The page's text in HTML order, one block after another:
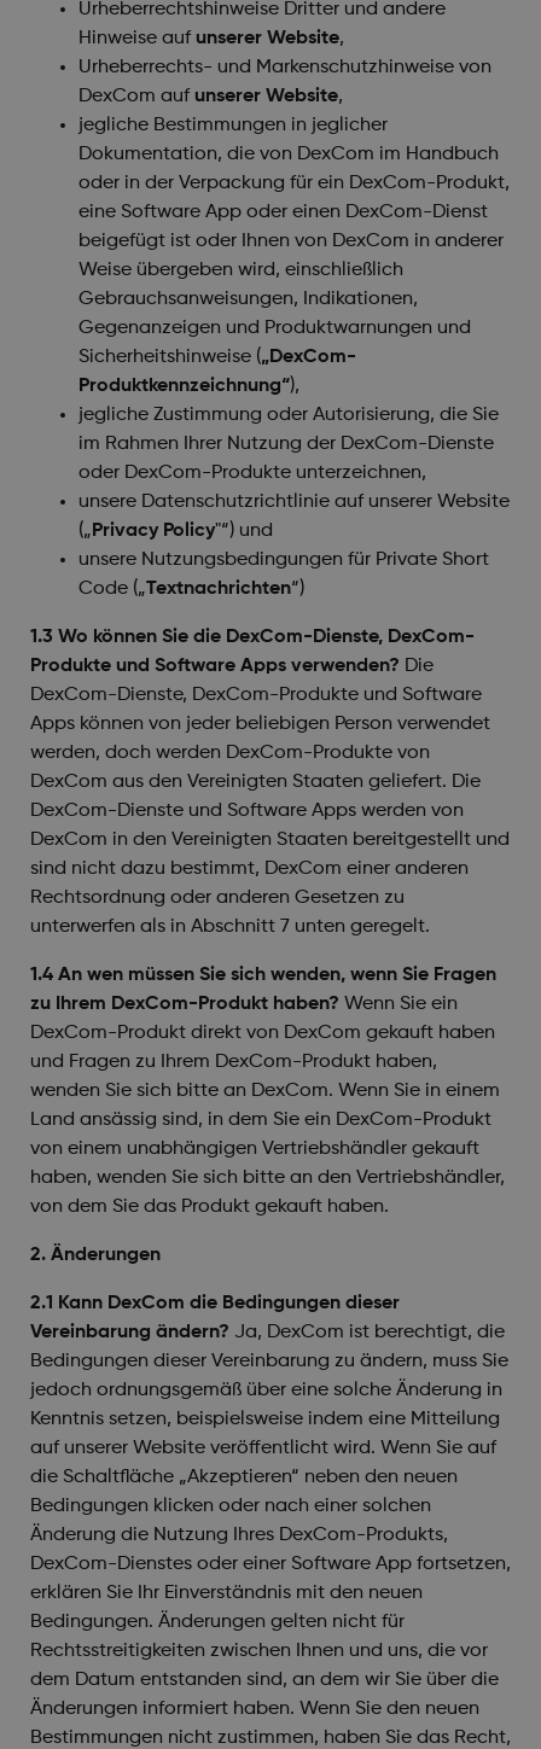
Urheberrechtshinweise Dritter und andere
Hinweise auf unserer Website,
Urheberrechts- und Markenschutzhinweise von
DexCom auf unserer Website,
jegliche Bestimmungen in jeglicher
Dokumentation, die von DexCom im Handbuch
oder in der Verpackung für ein DexCom-Produkt,
eine Software App oder einen DexCom-Dienst
beigefügt ist oder Ihnen von DexCom in anderer
Weise übergeben wird, einschließlich
Gebrauchsanweisungen, Indikationen,
Gegenanzeigen und Produktwarnungen und
Sicherheitshinweise („DexCom-
Produktkennzeichnung“),
jegliche Zustimmung oder Autorisierung, die Sie
im Rahmen Ihrer Nutzung der DexCom-Dienste
oder DexCom-Produkte unterzeichnen,
unsere Datenschutzrichtlinie auf unserer Website
(„ Privacy Policy"“) und
unsere Nutzungsbedingungen für Private Short
Code („Textnachrichten“)
1.3 Wo können Sie die DexCom-Dienste, DexCom-
Produkte und Software Apps verwenden? Die
DexCom-Dienste, DexCom-Produkte und Software
Apps können von jeder beliebigen Person verwendet
werden, doch werden DexCom-Produkte von
DexCom aus den Vereinigten Staaten geliefert. Die
DexCom-Dienste und Software Apps werden von
DexCom in den Vereinigten Staaten bereitgestellt und
sind nicht dazu bestimmt, DexCom einer anderen
Rechtsordnung oder anderen Gesetzen zu
unterwerfen als in Abschnitt 7 unten geregelt.
1.4 An wen müssen Sie sich wenden, wenn Sie Fragen
zu Ihrem DexCom-Produkt haben? Wenn Sie ein
DexCom-Produkt direkt von DexCom gekauft haben
und Fragen zu Ihrem DexCom-Produkt haben,
wenden Sie sich bitte an DexCom. Wenn Sie in einem
Land ansässig sind, in dem Sie ein DexCom-Produkt
von einem unabhängigen Vertriebshändler gekauft
haben, wenden Sie sich bitte an den Vertriebshändler,
von dem Sie das Produkt gekauft haben.
2. Änderungen
2.1 Kann DexCom die Bedingungen dieser
Vereinbarung ändern? Ja, DexCom ist berechtigt, die
Bedingungen dieser Vereinbarung zu ändern, muss Sie
jedoch ordnungsgemäß über eine solche Änderung in
Kenntnis setzen, beispielsweise indem eine Mitteilung
auf unserer Website veröffentlicht wird. Wenn Sie auf
die Schaltfläche „Akzeptieren“ neben den neuen
Bedingungen klicken oder nach einer solchen
Änderung die Nutzung Ihres DexCom-Produkts,
DexCom-Dienstes oder einer Software App fortsetzen,
erklären Sie Ihr Einverständnis mit den neuen
Bedingungen. Änderungen gelten nicht für
Rechtsstreitigkeiten zwischen Ihnen und uns, die vor
dem Datum entstanden sind, an dem wir Sie über die
Änderungen informiert haben. Wenn Sie den neuen
Bestimmungen nicht zustimmen, haben Sie das Recht,